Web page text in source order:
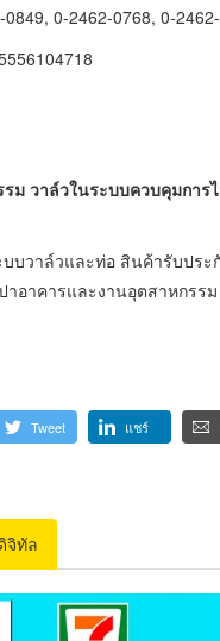
0-2462-0768, 0-
ม วาล์วในระบบควบคุมกา
บวาล์วและท่อ สินค้ารับปร
าอาคารและงานอุตสาหกรรม
Tweet แชร์
จิทัล